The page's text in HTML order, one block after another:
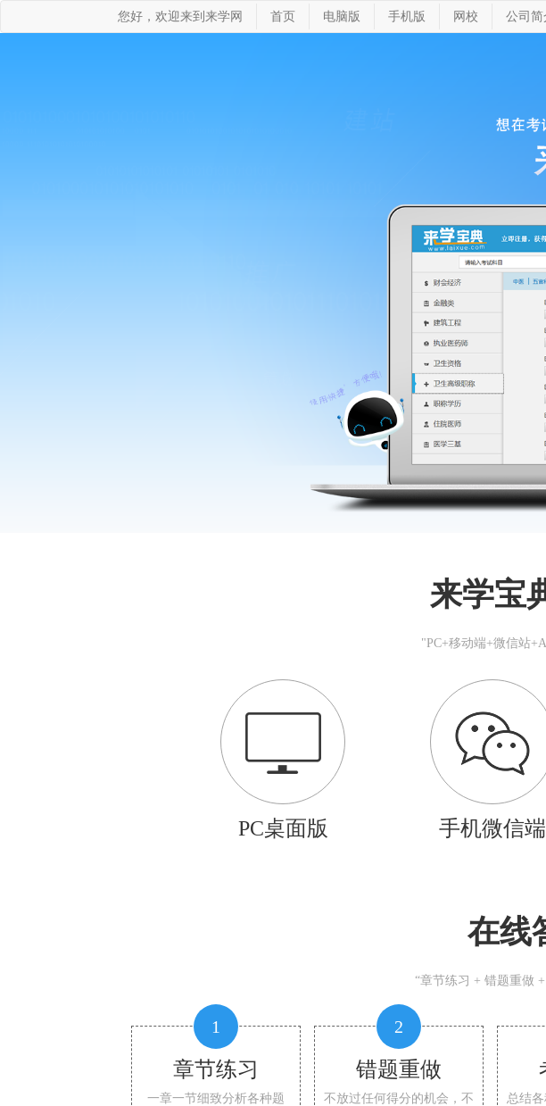
您好，欢迎来到来学网 首页 电脑版 手机版 网校 公司简
来学宝
"PC+移动端+微信站
PC桌面版 手机微信端
在线
“章节练习 + 错题重做
1
章节练习
一章一节细致分析各种题
2
错题重做
不放过任何得分的机会，不
总结